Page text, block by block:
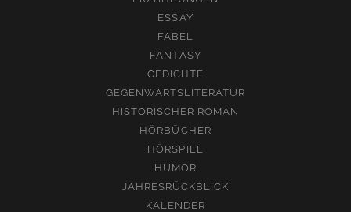
ESSAY
FABEL
FANTASY
GEDICHTE
GEGENWARTSLITERATUR
HISTORISCHER ROMAN
HÖRBÜCHER
HÖRSPIEL
HUMOR
JAHRESRÜCKBLICK
KALENDER